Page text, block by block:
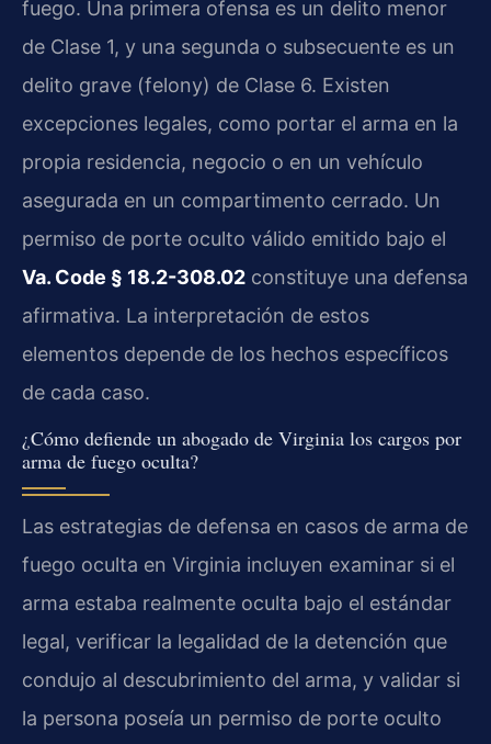
fuego. Una primera ofensa es un delito menor
de Clase 1, y una segunda o subsecuente es un
delito grave (felony) de Clase 6. Existen
excepciones legales, como portar el arma en la
propia residencia, negocio o en un vehículo
asegurada en un compartimento cerrado. Un
permiso de porte oculto válido emitido bajo el
Va. Code § 18.2-308.02 constituye una defensa
afirmativa. La interpretación de estos
elementos depende de los hechos específicos
de cada caso.
¿Cómo defiende un abogado de Virginia los cargos por
arma de fuego oculta?
Las estrategias de defensa en casos de arma de
fuego oculta en Virginia incluyen examinar si el
arma estaba realmente oculta bajo el estándar
legal, verificar la legalidad de la detención que
condujo al descubrimiento del arma, y validar si
la persona poseía un permiso de porte oculto